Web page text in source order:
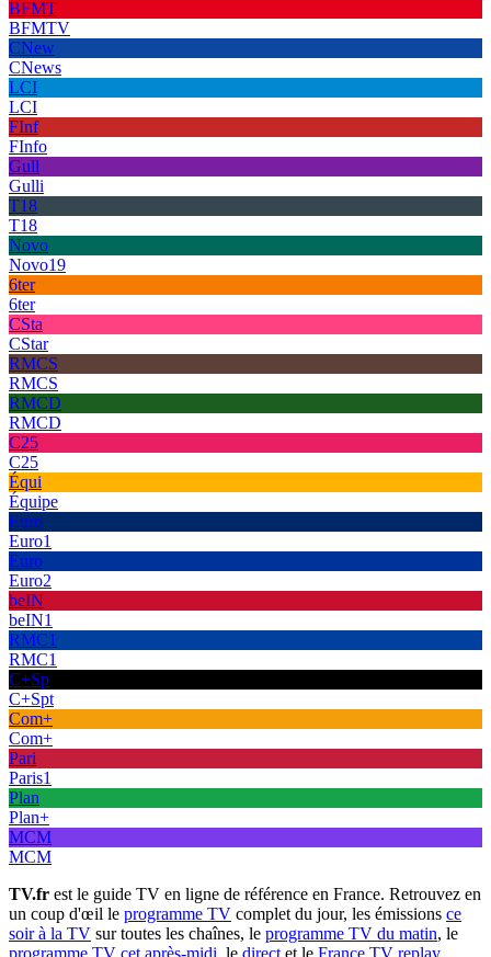
BFMT
BFMTV
CNew
CNews
LCI
LCI
FInf
FInfo
Gull
Gulli
T18
T18
Novo
Novo19
6ter
6ter
CSta
CStar
RMCS
RMCS
RMCD
RMCD
C25
C25
Équi
Équipe
Euro
Euro1
Euro
Euro2
beIN
beIN1
RMC1
RMC1
C+Sp
C+Spt
Com+
Com+
Pari
Paris1
Plan
Plan+
MCM
MCM
TV.fr est le guide TV en ligne de référence en France. Retrouvez en
un coup d'œil le programme TV complet du jour, les émissions ce
soir à la TV sur toutes les chaînes, le programme TV du matin, le
programme TV cet après-midi , le direct et le France TV replay